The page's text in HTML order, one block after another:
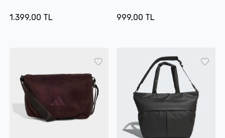
1.399,00 TL 999,00 TL